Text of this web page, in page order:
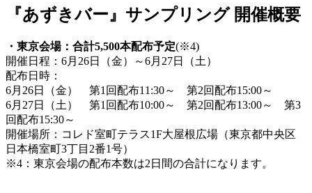
『あずきバー』サンプリング 開催概要
・東京会場：合計5,500本配布予定(※4)
開催日程：6月26日（金）～6月27日（土）
配布日時：
6月26日（金） 第1回配布11:30～ 第2回配布15:00～
6月27日（土） 第1回配布10:00～ 第2回配布13:00～ 第3
回配布15:30～
開催場所：コレド室町テラス1F大屋根広場（東京都中央区
日本橋室町3丁目2番1号）
※4：東京会場の配布本数は2日間の合計になります。